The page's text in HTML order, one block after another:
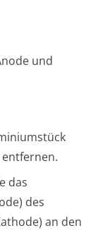
und
das
des
an den